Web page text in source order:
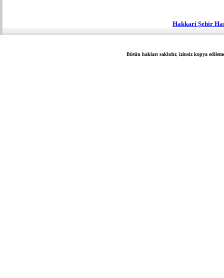
Hakkari Şehir
Bütün hakları saklıdır, izinsiz kopya